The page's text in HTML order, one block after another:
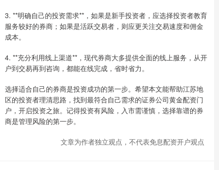
3. **明确自己的投资需求**，如果是新手投资者，应选择投资者教育
服务较好的券商；如果是活跃交易者，则应更关注交易速度和佣金
成本。
4. **充分利用线上渠道**，现代券商大多提供全面的线上服务，从开
户到交易再到咨询，都能在线完成，省时省力。
选择适合自己的券商是投资成功的第一步。希望本文能帮助江苏地
区的投资者理清思路，找到最符合自己需求的证券公司黄金配资门
户，开启投资之旅。记得投资有风险，入市需谨慎，选择靠谱的券
商是管理风险的第一步。
文章为作者独立观点，不代表免息配资开户观点